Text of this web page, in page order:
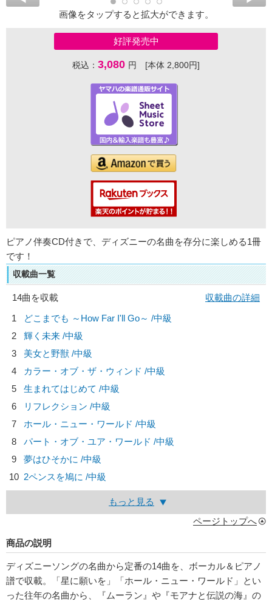
画像をタップすると拡大ができます。
好評発売中
税込： 3,080 円 [本体 2,800円]
ピアノ伴奏CD付きで、ディズニーの名曲を存分に楽しめる1冊
です！
収載曲一覧
14曲を収載
収載曲の詳細
1
どこまでも ～How Far I'll Go～ /中級
2
輝く未来 /中級
3
美女と野獣 /中級
4
カラー・オブ・ザ・ウィンド /中級
5
生まれてはじめて /中級
6
リフレクション /中級
7
ホール・ニュー・ワールド /中級
8
パート・オブ・ユア・ワールド /中級
9
夢はひそかに /中級
10 2ペンスを鳩に /中級
もっと見る
ページトップへ
商品の説明
ディズニーソングの名曲から定番の14曲を、ボーカル＆ピアノ
譜で収載。「星に願いを」「ホール・ニュー・ワールド」とい
った往年の名曲から、『ムーラン』や『モアナと伝説の海』の